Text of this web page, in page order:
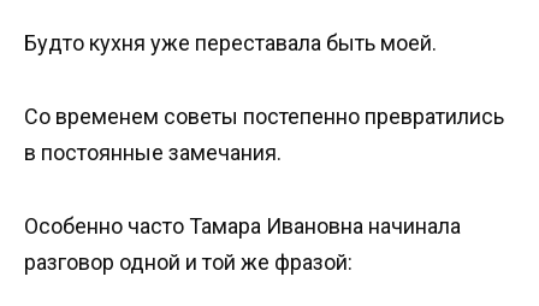
Будто кухня уже переставала быть моей.
Со временем советы постепенно превратились
в постоянные замечания.
Особенно часто Тамара Ивановна начинала
разговор одной и той же фразой: